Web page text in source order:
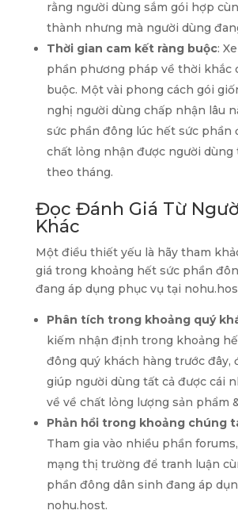
rằng người dùng sắm gói hợp
thành nhưng mà người dùng
Thời gian cam kết ràng buộc:
phần phương pháp về thời khắc
buộc. Một vài phong cách gói
nghị người dùng chấp nhận lâu
sức phần đông lúc hết sức phần
chất lỏng nhận được người dùng
theo tháng.
Đọc Đánh Giá Từ
Khác
Một điều thiết yếu là hãy tham
giá trong khoảng hết sức phần
đang áp dụng phục vụ tại
Phân tích trong khoảng quý
kiếm nhận định trong khoảng
đông quý khách hàng trước đây,
giúp người dùng tất cả được cái
về về chất lỏng lượng sản phẩm
Phản hồi trong khoảng chúng
Tham gia vào nhiều phần
mạng thị trường để tranh luận
phần đông dân sinh đang áp
nohu.host.